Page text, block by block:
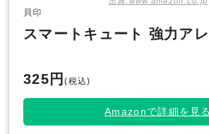
貝印
スマートキュート 強力ア
325円(税込)
Amazonで詳細を見る